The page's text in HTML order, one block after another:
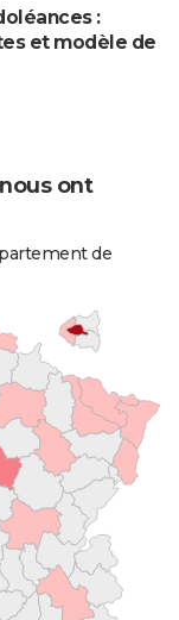
:
et modèle de
ont
de